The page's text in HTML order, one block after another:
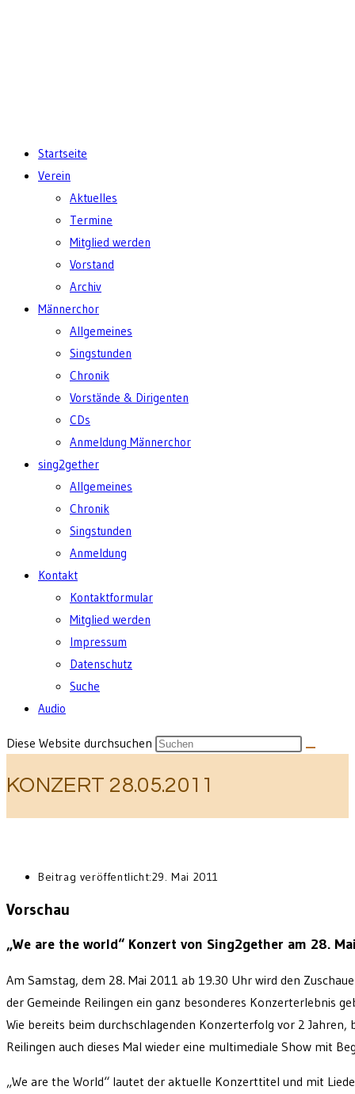
Startseite
Verein
Aktuelles
Termine
Mitglied werden
Vorstand
Archiv
Männerchor
Allgemeines
Singstunden
Chronik
Vorstände & Dirigenten
CDs
Anmeldung Männerchor
sing2gether
Allgemeines
Chronik
Singstunden
Anmeldung
Kontakt
Kontaktformular
Mitglied werden
Impressum
Datenschutz
Suche
Audio
Diese Website durchsuchen
KONZERT 28.05.2011
Beitrag veröffentlicht:29. Mai 2011
Vorschau
„We are the world“ Konzert von Sing2gether am 28.
Am Samstag, dem 28. Mai 2011 ab 19.30 Uhr wird den
der Gemeinde Reilingen ein ganz besonderes Konzerterlebnis
Wie bereits beim durchschlagenden Konzerterfolg vor 2
Reilingen auch dieses Mal wieder eine multimediale Show mit
„We are the World“ lautet der aktuelle Konzerttitel und mit